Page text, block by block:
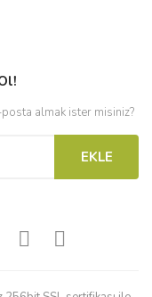
almak ister misiniz?
EKLE